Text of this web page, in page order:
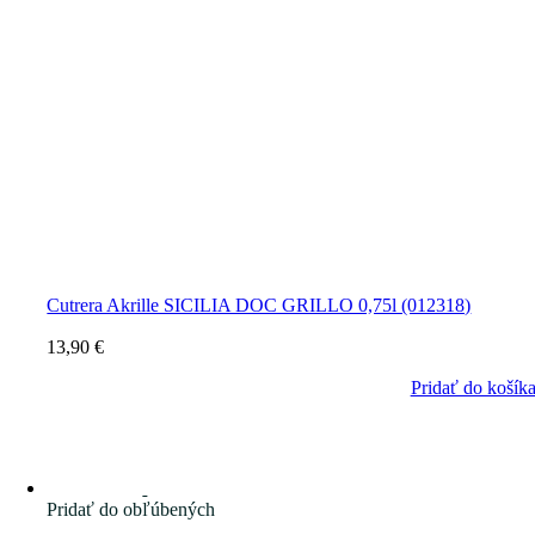
Cutrera Akrille SICILIA DOC GRILLO 0,75l (012318)
13,90€
Pridať do košíka
Pridať do obľúbených